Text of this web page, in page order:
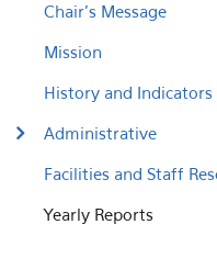
Chair's Message
Mission
History and Indicators
Administrative
Facilities and Staff
Yearly Reports